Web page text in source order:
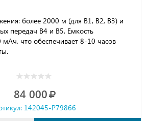
более 2000 м (для В1, В2, В3) и
передач В4 и В5. Емкость
мАч, что обеспечивает 8-10 часов
84 000
142045-P79866